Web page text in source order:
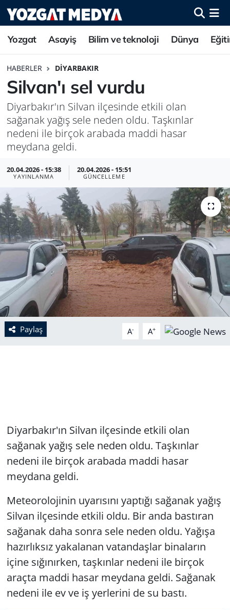
Yozgat Asayiş Bilim ve teknoloji Dünya
HABERLER DIYARBAKIR
Silvan'ı sel vurdu
Diyarbakır'ın Silvan ilçesinde etkili olan
sağanak yağış sele neden oldu. Taşkınlar
nedeni ile birçok arabada maddi hasar
meydana geldi.
20.04.2026 - 15:38
YAYINLANMA
20.04.2026 - 15:51
GÜNCELLEME
Paylaş A- A+
Diyarbakır'ın Silvan ilçesinde etkili olan
sağanak yağış sele neden oldu. Taşkınlar
nedeni ile birçok arabada maddi hasar
meydana geldi.
Meteorolojinin uyarısını yaptığı sağanak yağış
Silvan ilçesinde etkili oldu. Bir anda bastıran
sağanak daha sonra sele neden oldu. Yağışa
hazırlıksız yakalanan vatandaşlar binaların
içine sığınırken, taşkınlar nedeni ile birçok
araçta maddi hasar meydana geldi. Sağanak
nedeni ile ev ve iş yerlerini de su bastı.